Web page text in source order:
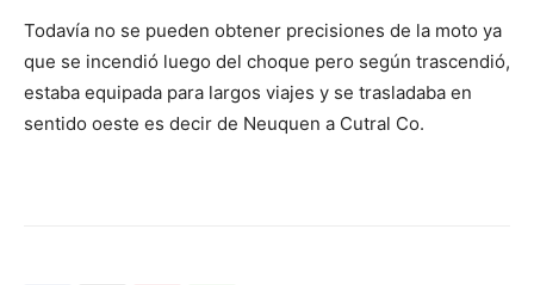
Todavía no se pueden obtener precisiones de la moto ya
que se incendió luego del choque pero según trascendió,
estaba equipada para largos viajes y se trasladaba en
sentido oeste es decir de Neuquen a Cutral Co.